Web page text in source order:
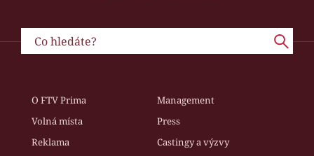
O FTV Prima
Management
Volná místa
Press
Reklama
Castingy a výzvy